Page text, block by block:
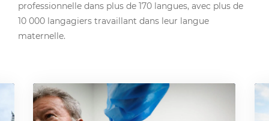
professionnelle dans plus de 170 langues, avec plus de
10 000 langagiers travaillant dans leur langue
maternelle.